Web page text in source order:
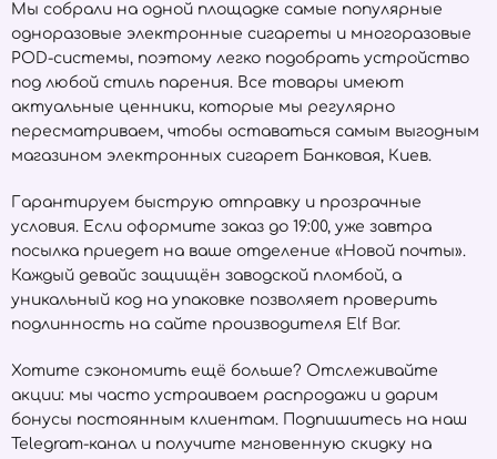
Мы собрали на одной площадке самые популярные
одноразовые электронные сигареты и многоразовые
POD-системы, поэтому легко подобрать устройство
под любой стиль парения. Все товары имеют
актуальные ценники, которые мы регулярно
пересматриваем, чтобы оставаться самым выгодным
магазином электронных сигарет Банковая, Киев.
Гарантируем быструю отправку и прозрачные
условия. Если оформите заказ до 19:00, уже завтра
посылка приедет на ваше отделение «Новой почты».
Каждый девайс защищён заводской пломбой, а
уникальный код на упаковке позволяет проверить
подлинность на сайте производителя Elf Bar.
Хотите сэкономить ещё больше? Отслеживайте
акции: мы часто устраиваем распродажи и дарим
бонусы постоянным клиентам. Подпишитесь на наш
Telegram-канал и получите мгновенную скидку на